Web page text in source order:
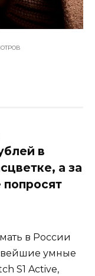
в
а за
в России
умные
S1 Active,